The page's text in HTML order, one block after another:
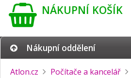
NÁKUPNÍ KOŠÍK
Nákupní oddělení
Atlon.cz Počítače a kancelář